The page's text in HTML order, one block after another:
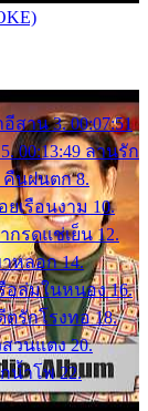
สาน 3. 00:07:51
00:13:49 ลานรัก
คืนฝนตก 8.
ยเรือนงาม 10.
กรดแช่เย็น 12.
าหลอก 14.
อล่มในหนอง 16.
ตรักโรงทอ 18.
สวนแตง 20.
น้ำโพ 22.